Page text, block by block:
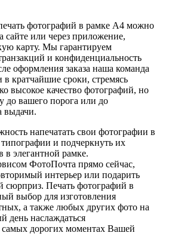
фотографий в рамке А4 можно
сайте или через приложение,
карту. Мы гарантируем
и конфиденциальность
оформления заказа наша команда
в кратчайшие сроки, стремясь
высокое качество фотографий, но
до вашего порога или до
выдачи.
напечатать свои фотографии в
и подчеркнуть их
в элегантной рамке.
ФотоПочта прямо сейчас,
интерьер или подарить
сюрприз. Печать фотографий в
выбор для изготовления
а также любых других фото на
день наслаждаться
дорогих моментах Вашей